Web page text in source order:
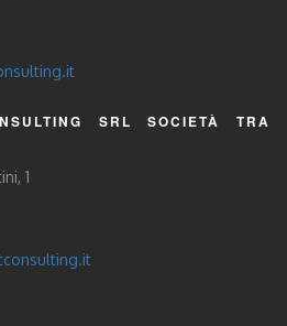
SRL SOCIETÀ TRA
1